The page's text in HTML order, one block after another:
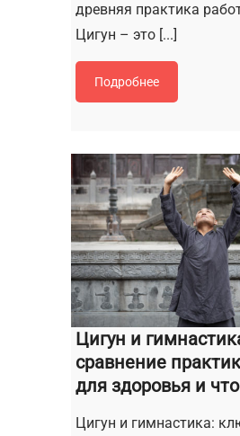
древняя практика
Цигун – это [...]
Подробнее
Цигун и
сравнение
для здоровья и
Цигун и гимнастика: